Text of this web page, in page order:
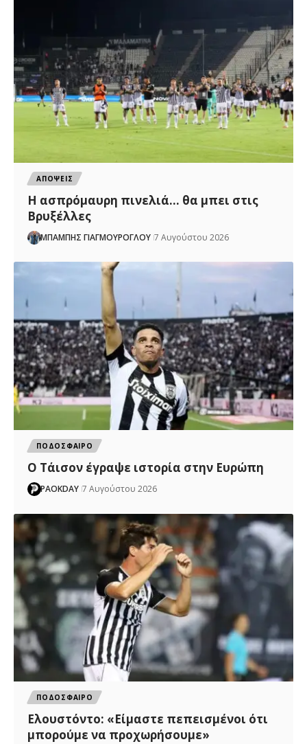
ΑΠΟΨΕΙΣ
Η ασπρόμαυρη πινελιά… θα μπει στις
Βρυξέλλες
ΜΠΑΜΠΗΣ ΓΙΑΓΜΟΥΡΟΓΛΟΥ 7 Αυγούστου 2026
ΠΟΔΟΣΦΑΙΡΟ
Ο Τάισον έγραψε ιστορία στην Ευρώπη
PAOKDAY 7 Αυγούστου 2026
ΠΟΔΟΣΦΑΙΡΟ
Ελουστόντο: «Είμαστε πεπεισμένοι ότι
μπορούμε να προχωρήσουμε»